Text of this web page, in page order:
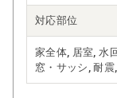
対応部位
家全体, 居室, 水
窓・サッシ, 耐